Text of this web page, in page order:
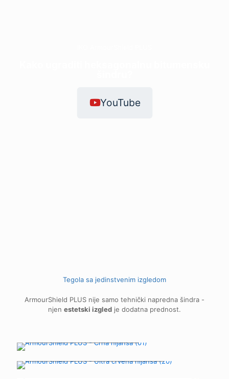
YouTube
Tegola sa jedinstvenim izgledom
ArmourShield PLUS nije samo tehnički napredna šindra -
njen estetski izgled je dodatna prednost.